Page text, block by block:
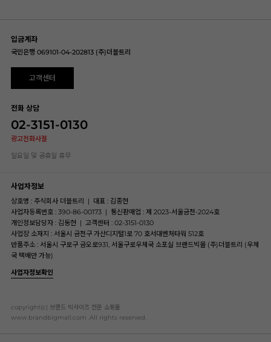
입금계좌
국민은행 069101-04-202813 (주)더블트리
고객센터
전화 상담
02-3151-0130
광고전화사절
일요일 및 공휴일 휴무
사업자정보
상호명 : 주식회사 더블트리 | 대표 : 김종현
사업자등록번호 : 390-86-00173 | 통신판매업 : 제 2023-서울금천-2024호
개인정보담당자 : 김동현 | 고객센터 : 02-3151-0130
사업장 소재지 : 서울시 금천구 가산디지털1로 70 호서대벤처타워 512호
반품주소 : 서울시 구로구 금오로931, 서울구로우체국 소포실 브랜드빅몰 (주)더블트리 (우체
국 택배만 가능)
사업자정보확인
copyright(c) 브랜드 빅사이즈 전문 쇼핑몰
www.brandbigmall.com .All rights reserved.